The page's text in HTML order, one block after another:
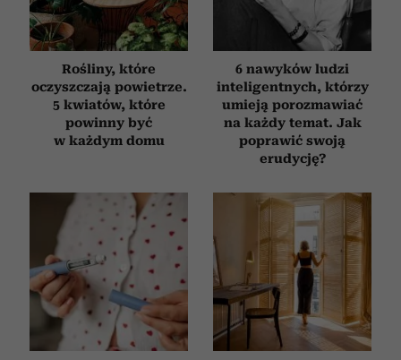
Rośliny, które
oczyszczają powietrze.
5 kwiatów, które
powinny być
w każdym domu
6 nawyków ludzi
inteligentnych, którzy
umieją porozmawiać
na każdy temat. Jak
poprawić swoją
erudycję?